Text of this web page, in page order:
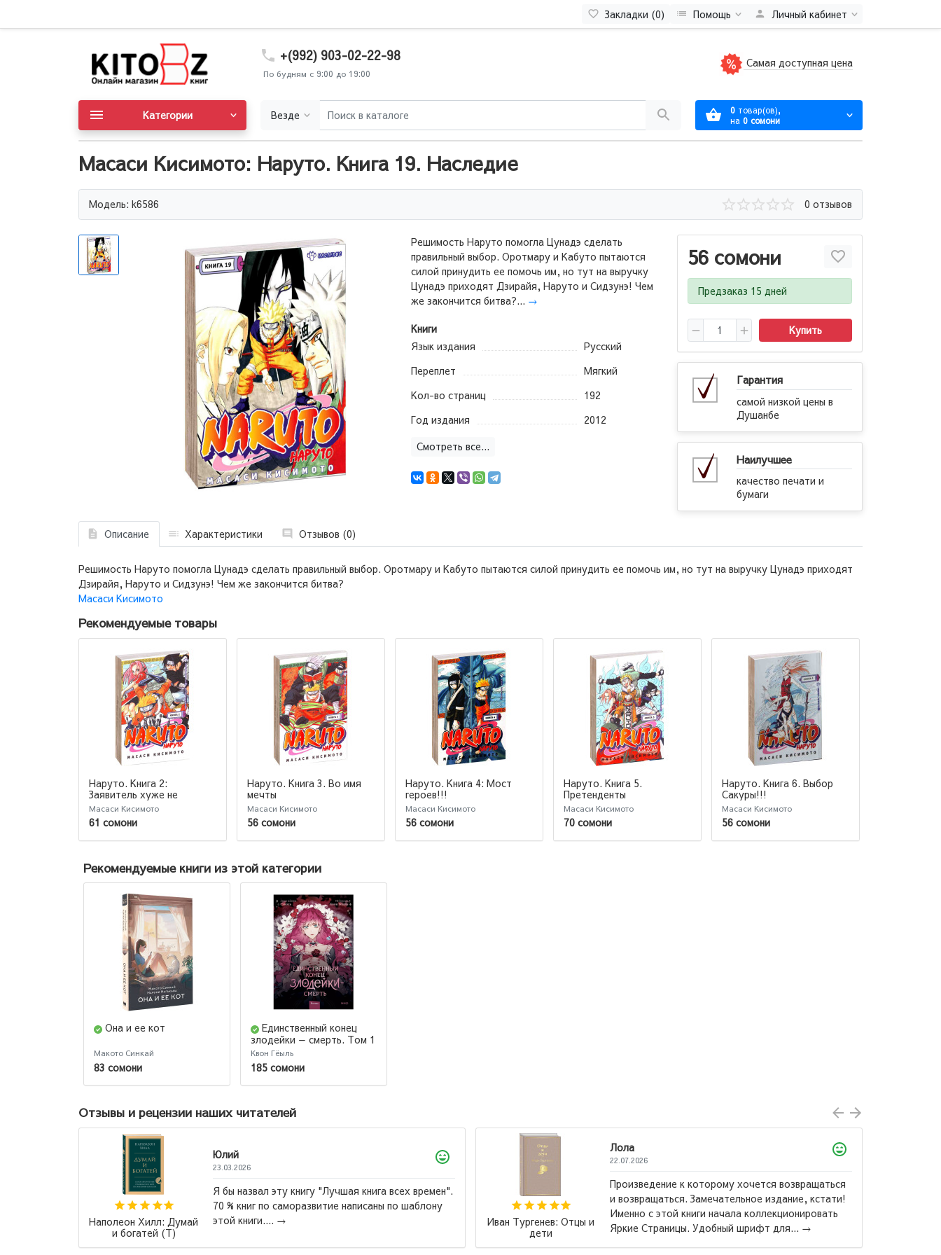
Закладки (0) Помощь Личный кабинет
+(992) 903-02-22-98
По будням с 9:00 до 19:00
Самая доступная цена
Везде 0 товар(ов),
на 0 сомони
Категории
Масаси Кисимото: Наруто. Книга 19. Наследие
Модель: k6586 0 отзывов
56 сомони
Предзаказ 15 дней
Купить
Гарантия
самой низкой цены в
Душанбе
Наилучшее
качество печати и
бумаги
Решимость Наруто помогла Цунадэ сделать
правильный выбор. Оротмару и Кабуто пытаются
силой принудить ее помочь им, но тут на выручку
Цунадэ приходят Дзирайя, Наруто и Сидзунэ! Чем
же закончится битва?... →
Книги
Язык издания
Русский
Переплет
Мягкий
Кол-во страниц
192
Год издания
2012
Смотреть все...
Описание Характеристики Отзывов (0)
Решимость Наруто помогла Цунадэ сделать правильный выбор. Оротмару и Кабуто пытаются силой принудить ее помочь им, но тут на выручку Цунадэ приходят
Дзирайя, Наруто и Сидзунэ! Чем же закончится битва?
Масаси Кисимото
Рекомендуемые товары
Наруто. Книга 2:
Заявитель хуже не
придумаешь
Масаси Кисимото
61 сомони
Наруто. Книга 3. Во имя
мечты
Масаси Кисимото
56 сомони
Наруто. Книга 4: Мост
героев!!!
Масаси Кисимото
56 сомони
Наруто. Книга 5.
Претенденты
Масаси Кисимото
70 сомони
Наруто. Книга 6. Выбор
Сакуры!!!
Масаси Кисимото
56 сомони
Рекомендуемые книги из этой категории
Она и ее кот
Макото Синкай
83 сомони
Единственный конец
злодейки — смерть. Том 1
Квон Гёыль
185 сомони
Отзывы и рецензии наших читателей
Наполеон Хилл: Думай
и богатей (Т)
Я бы назвал эту книгу "Лучшая книга всех времен".
70 % книг по саморазвитие написаны по шаблону
этой книги....→
Иван Тургенев: Отцы и
Произведение к которому хочется возвращаться
и возвращаться. Замечательное издание, кстати!
Именно с этой книги начала коллекционировать
Яркие Страницы. Удобный шрифт для...→